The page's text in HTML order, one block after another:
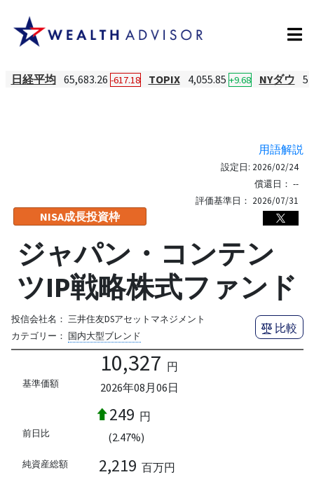
日経平均 65,683.26 -617.18 TOPIX 4,055.85 +9.68 NYダウ
用語解説
NISA成長投資枠
設定日: 2026/02/24
償還日： --
評価基準日： 2026/07/31
ジャパン・コンテン
ツIP戦略株式ファンド
投信会社名： 三井住友DSアセットマネジメント
カテゴリー： 国内大型ブレンド
比較
基準価額
10,327 円
2026年08月06日
前日比
249 円
(2.47%)
純資産総額 2,219 百万円